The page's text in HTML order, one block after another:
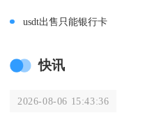
usdt出售只能银行卡
快讯
2026-08-06 15:43:36